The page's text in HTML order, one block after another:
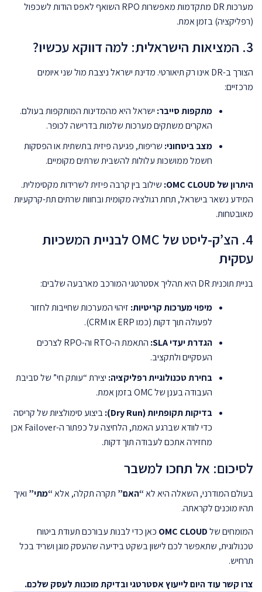
מערכות DR מתקדמות מאפשרות RPO השואף לאפס הודות לשכפול
(רפליקציה) בזמן אמת.
3. המציאות הישראלית: למה דווקא עכשיו?
הצורך ב-DR אינו רק תיאורטי. מדינת ישראל ניצבת מול שני איומים
מרכזיים:
מתקפות סייבר: ישראל היא מהמדינות המותקפות בעולם.
האקרים משתקים מערכות שלמות בדרישה לכופר.
מצב ביטחוני: שריפות, פגיעה פיזית בתשתית או הפסקות
חשמל ממושכות עלולות להשבית שרתים מקומיים.
היתרון של OMC CLOUD:
שילוב בין קרבה פיזית לשרידות מקסימלית.
המידע נשאר בישראל, תחת רגולציה מקומית ובחוות שרתים תת-קרקעיות
מאובטחות.
4. הצ’ק-ליסט של OMC לבניית המשכיות
עסקית
בניית תוכנית DR היא תהליך אסטרטגי המורכב מארבעה שלבים:
מיפוי מערכות קריטיות: זיהוי המערכות שחייבות לחזור
לפעולה תוך דקות (כמו ERP או CRM).
הגדרת יעדי SLA:
התאמת ה-RTO וה-RPO לצרכים
העסקיים ולתקציב.
בחירת טכנולוגיית רפליקציה: יצירת “עותק חי” של סביבת
העבודה בענן של OMC בזמן אמת.
בדיקות תקופתיות (Dry Run):
ביצוע סימולציות של קריסה
כדי לוודא שברגע האמת, הלחיצה על כפתור ה-Failover אכן
מחזירה אתכם לעבודה תוך דקות.
לסיכום: אל תחכו למשבר
בעולם המודרני, השאלה היא לא“האם” תקרה תקלה, אלא“מתי” ואיך
תהיו מוכנים לקראתה.
המומחים שלOMC CLOUD כאן כדי לבנות עבורכם תעודת ביטוח
טכנולוגית, שתאפשר לכם לישון בשקט בידיעה שהעסק מוגן ושריד בכל
תרחיש.
צרו קשר עוד היום לייעוץ אסטרטגי ובדיקת מוכנות לעסק שלכם.